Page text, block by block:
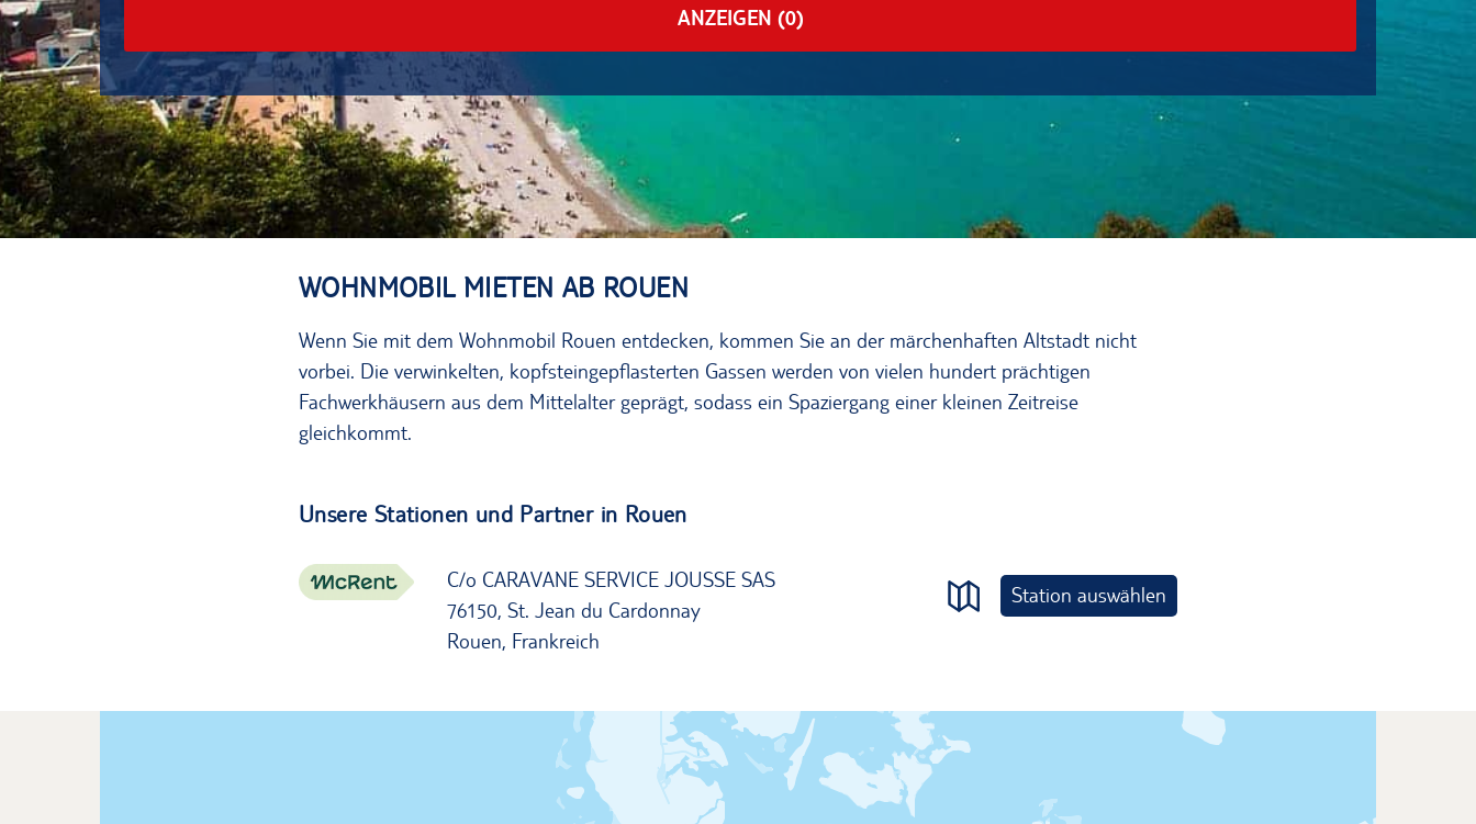
ANZEIGEN (0)
WOHNMOBIL MIETEN AB ROUEN
Wenn Sie mit dem Wohnmobil Rouen entdecken, kommen Sie an der märchenhaften Altstadt nicht
vorbei. Die verwinkelten, kopfsteingepflasterten Gassen werden von vielen hundert prächtigen
Fachwerkhäusern aus dem Mittelalter geprägt, sodass ein Spaziergang einer kleinen Zeitreise
gleichkommt.
Unsere Stationen und Partner in Rouen
C/o CARAVANE SERVICE JOUSSE SAS
76150, St. Jean du Cardonnay
Rouen, Frankreich
Station auswählen